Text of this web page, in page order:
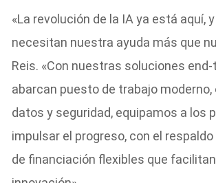
«La revolución de la IA ya está aquí,
necesitan nuestra ayuda más que
Reis. «Con nuestras soluciones end-
abarcan puesto de trabajo moderno,
datos y seguridad, equipamos a los
impulsar el progreso, con el
de financiación flexibles que